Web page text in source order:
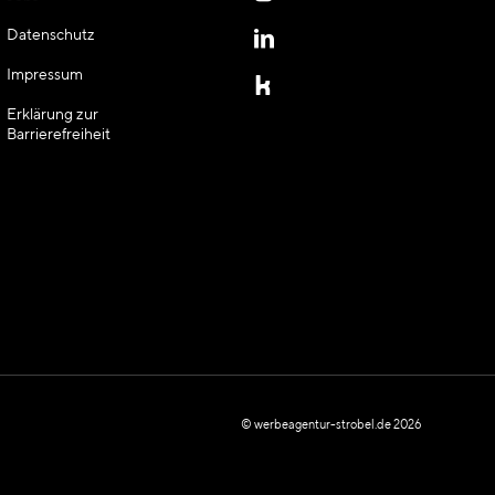
Datenschutz
Impressum
Erklärung zur
Barrierefreiheit
© werbeagentur-strobel.de 2026